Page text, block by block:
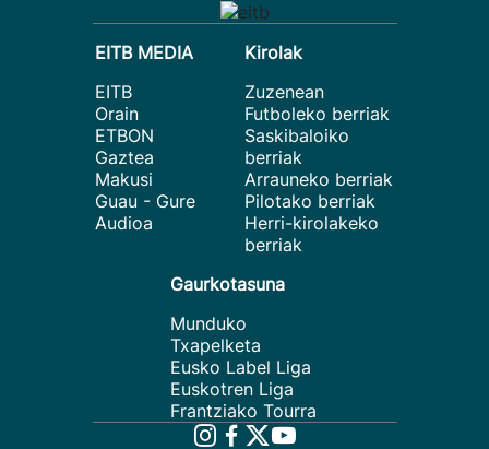
EITB MEDIA
EITB
Orain
ETBON
Gaztea
Makusi
Guau - Gure
Audioa
Kirolak
Zuzenean
Futboleko berriak
Saskibaloiko
berriak
Arrauneko berriak
Pilotako berriak
Herri-kirolakeko
berriak
Gaurkotasuna
Munduko
Txapelketa
Eusko Label Liga
Euskotren Liga
Frantziako Tourra